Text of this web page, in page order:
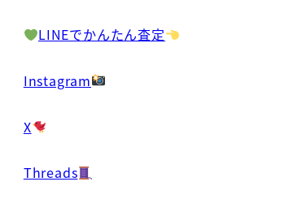
LINEでかんたん査定
Instagram
X
Threads